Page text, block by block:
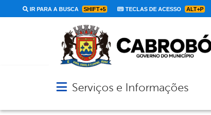
IR PARA A BUSCA SHIFT+5 TECLAS DE ACESSO ALT+P
Abrir menu principal de navegação
Serviços e Informações